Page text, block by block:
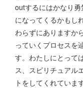
outするにはかなり
になってくるかもし
わらずにありますか
っていくプロセスを
す。わたしにとって
ス、スピリチュアル
トをしてくれていま